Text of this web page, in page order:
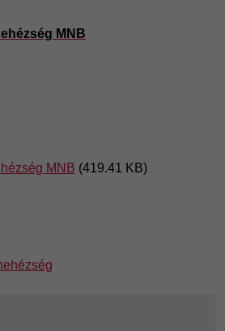
MNB
MNB (419.41 KB)